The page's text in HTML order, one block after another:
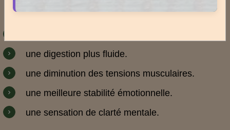
Parmi les signes les plus courants, on observe :
une digestion plus fluide.
une diminution des tensions musculaires.
une meilleure stabilité émotionnelle.
une sensation de clarté mentale.